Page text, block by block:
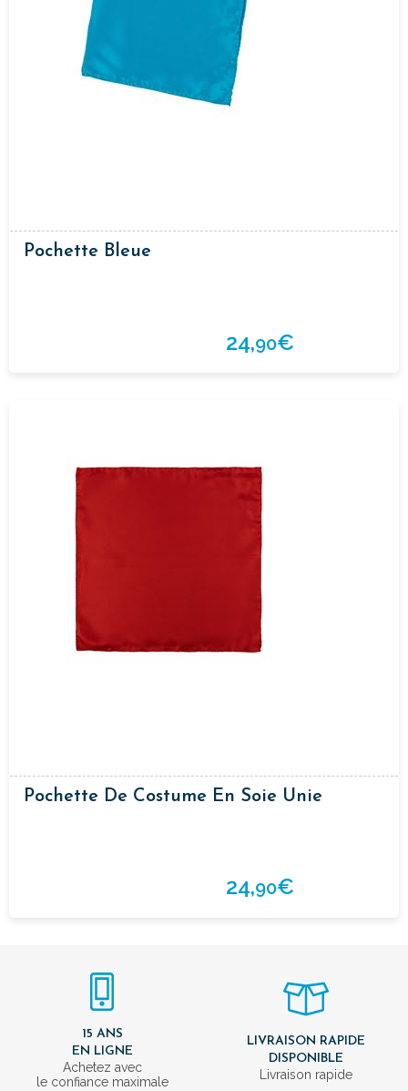
Pochette Bleue
24,90€
Pochette De Costume En Soie Unie
24,90€
15 ANS
EN LIGNE
Achetez avec
le confiance maximale
LIVRAISON RAPIDE
DISPONIBLE
Livraison rapide